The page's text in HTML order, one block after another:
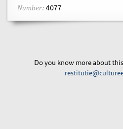
Number: 4077
Do you know more about